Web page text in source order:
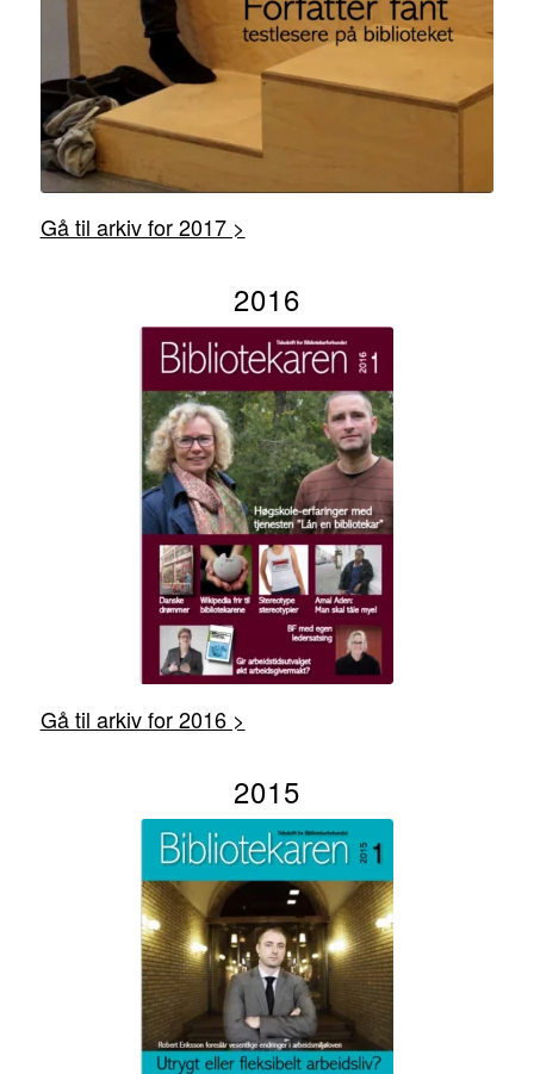
Gå til arkiv for 2017 >
2016
Gå til arkiv for 2016 >
2015